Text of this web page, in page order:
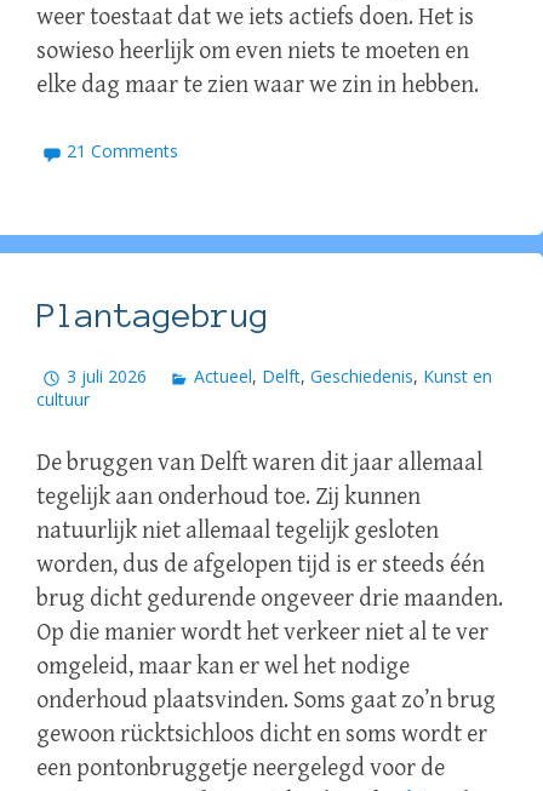
weer toestaat dat we iets actiefs doen. Het is
sowieso heerlijk om even niets te moeten en
elke dag maar te zien waar we zin in hebben.
21 Comments
Plantagebrug
3 juli 2026 Actueel, Delft,Geschiedenis, Kunst en
cultuur
De bruggen van Delft waren dit jaar allemaal
tegelijk aan onderhoud toe. Zij kunnen
natuurlijk niet allemaal tegelijk gesloten
worden, dus de afgelopen tijd is er steeds één
brug dicht gedurende ongeveer drie maanden.
Op die manier wordt het verkeer niet al te ver
omgeleid, maar kan er wel het nodige
onderhoud plaatsvinden. Soms gaat zo’n brug
gewoon rücktsichloos dicht en soms wordt er
een pontonbruggetje neergelegd voor de